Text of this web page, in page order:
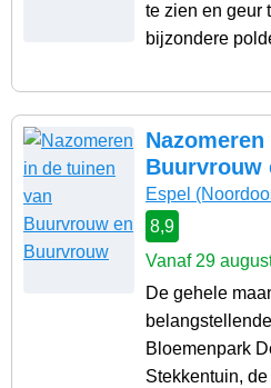
te zien en geur
bijzondere
Buurvrouw
Espel
8,9
Vanaf 29
De gehele
Bloemenpark
Stekkentuin,